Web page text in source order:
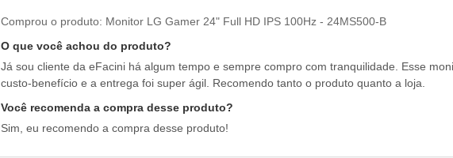
Comprou o produto: Monitor LG Gamer 24" Full HD IPS 100Hz - 24MS500-B
O que você achou do produto?
Já sou cliente da eFacini há algum tempo e sempre compro com tranquilidade. Esse
custo-benefício e a entrega foi super ágil. Recomendo tanto o produto quanto a loja.
Você recomenda a compra desse produto?
Sim, eu recomendo a compra desse produto!